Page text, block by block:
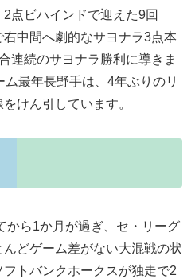
点ビハインドで迎えた9回
中間へ劇的なサヨナラ3点本
連続のサヨナラ勝利に導きま
最年長野手は、4年ぶりのリ
けん引しています。
から1か月が過ぎ、セ・リーグ
どゲーム差がない大混戦の状
トバンクホークスが独走で2